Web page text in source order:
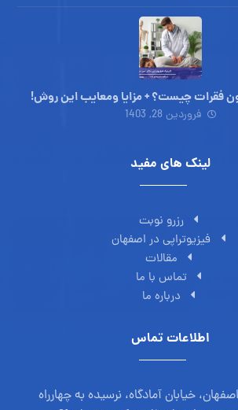
فقرات چیست؟ + مزایا ومعایب این روش!
فروردین 28, 1403
لینک های مفید
رزرو نوبت
فیزیوتراپی در اصفهان
مقالات
تماس با ما
درباره ما
اطلاعات تماس
خیابان آمادگاه، نرسیده به چهارراه